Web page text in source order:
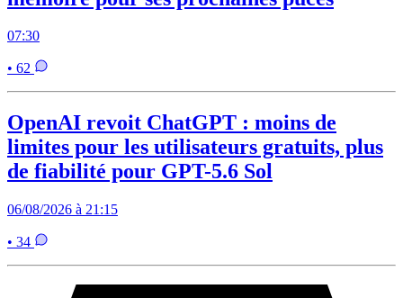
07:30
• 62
OpenAI revoit ChatGPT : moins de
limites pour les utilisateurs gratuits, plus
de fiabilité pour GPT-5.6 Sol
06/08/2026 à 21:15
• 34